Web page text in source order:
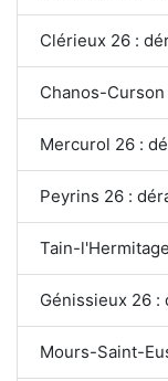
Clérieux 26 :
Chanos-
Mercurol 26 :
Peyrins 26 :
Tain-
Génissieux 26 :
Mours-Saint-